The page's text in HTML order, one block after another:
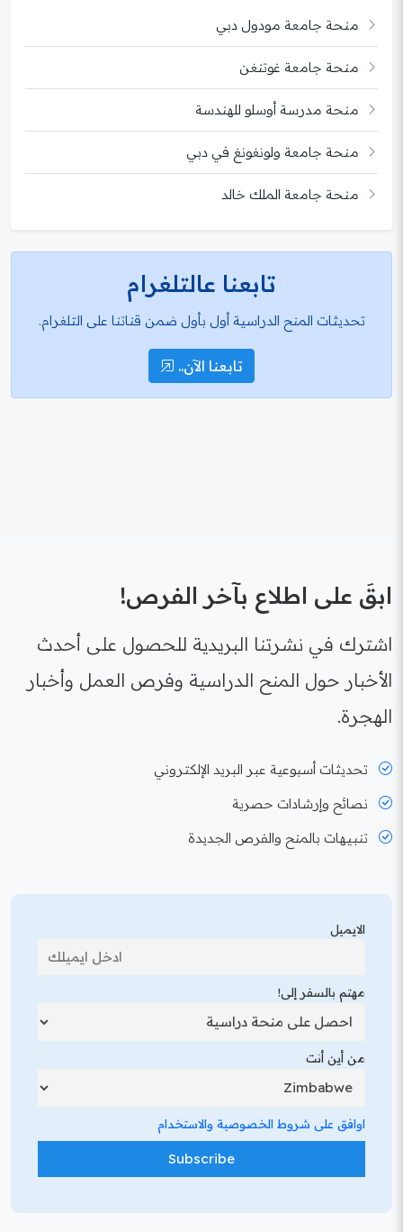
منحة جامعة مودول دبي
منحة جامعة غوتنغن
منحة مدرسة أوسلو للهندسة
منحة جامعة ولونغونغ في دبي
منحة جامعة الملك خالد
تابعنا عالتلغرام
تحديثات المنح الدراسية أول بأول ضمن قناتنا على التلغرام.
تابعنا الآن..
ابقَ على اطلاع بآخر الفرص!
اشترك في نشرتنا البريدية للحصول على أحدث
الأخبار حول المنح الدراسية وفرص العمل وأخبار
الهجرة.
تحديثات أسبوعية عبر البريد الإلكتروني
نصائح وإرشادات حصرية
تنبيهات بالمنح والفرص الجديدة
الايميل
مهتم بالسفر إلى!
من أين أنت
اوافق على شروط الخصوصية والاستخدام